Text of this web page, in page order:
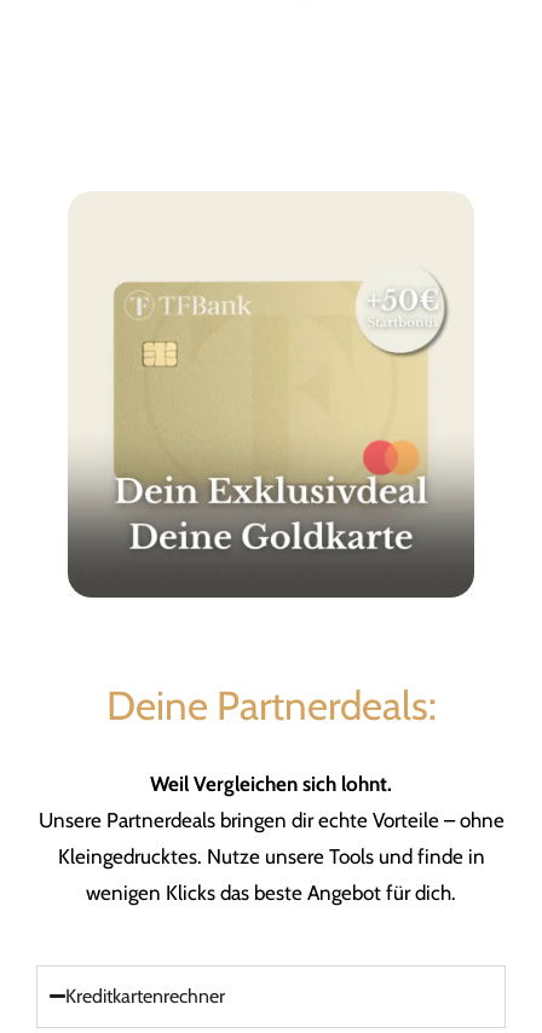
Deine Partnerdeals:
Weil Vergleichen sich lohnt.
Unsere Partnerdeals bringen dir echte Vorteile – ohne
Kleingedrucktes. Nutze unsere Tools und finde in
wenigen Klicks das beste Angebot für dich.
Kreditkartenrechner